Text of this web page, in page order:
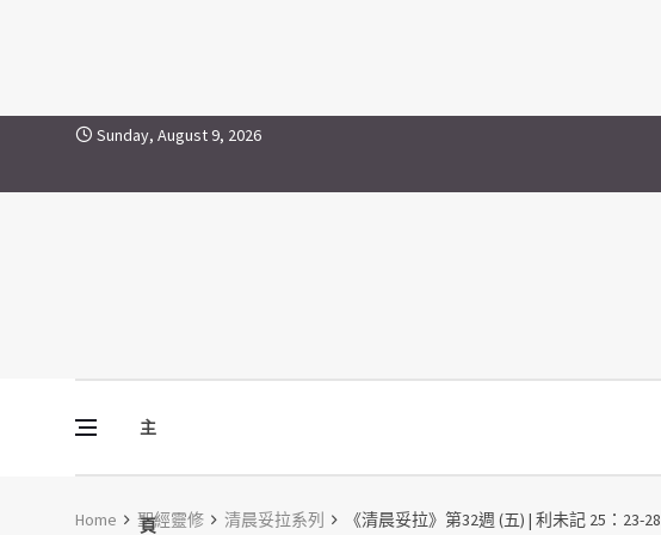
Skip to contentSunday, August 9, 2026
主
頁
Vine Media
葡萄樹傳媒
Home 聖經靈修 清晨妥拉系列 《清晨妥拉》第32週 (五) | 利未記 25：23-28